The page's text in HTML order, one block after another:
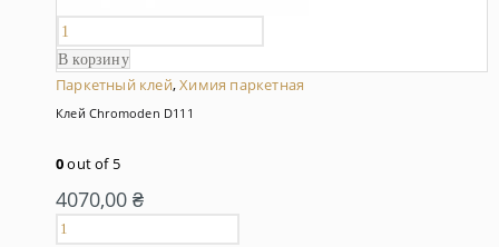
В корзину
Паркетный клей,Химия паркетная
Клей Chromoden D111
0out of 5
4070,00 ₴